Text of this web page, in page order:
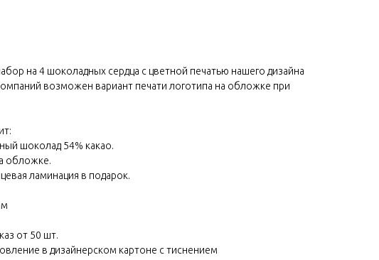
на 4 шоколадных сердца с цветной печатью нашего дизайна
возможен вариант печати логотипа на обложке при
шоколад 54% какао.
обложке.
ламинация в подарок.
от 50 шт.
в дизайнерском картоне с тиснением